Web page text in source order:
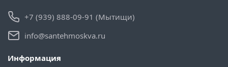
+7 (939) 888-09-91 (Мытищи)
info@santehmoskva.ru
Информация